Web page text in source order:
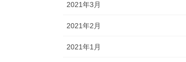
2021年3月
2021年2月
2021年1月